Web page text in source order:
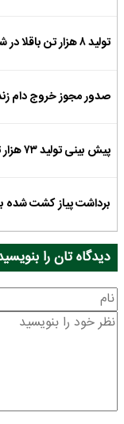
تولید ۸ هزار تن باقلا در شهرستان فسا
صدور مجوز خروج دام زنده از
پیش بینی تولید ۷۳ هزار تن پرتقال در شهرستان فسا
برداشت پیاز کشت شده
دیدگاه تان را